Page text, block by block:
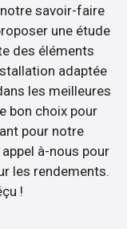
savoir-faire
une étude
des éléments
adaptée
les meilleures
bon choix pour
pour notre
à-nous pour
les rendements.
!